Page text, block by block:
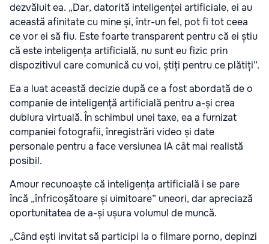
dezvăluit ea. „Dar, datorită inteligenței artificiale, ei au
această afinitate cu mine și, într-un fel, pot fi tot ceea
ce vor ei să fiu. Este foarte transparent pentru că ei știu
că este inteligența artificială, nu sunt eu fizic prin
dispozitivul care comunică cu voi, știți pentru ce plătiți”.
Ea a luat această decizie după ce a fost abordată de o
companie de inteligență artificială pentru a-și crea
dublura virtuală. În schimbul unei taxe, ea a furnizat
companiei fotografii, înregistrări video și date
personale pentru a face versiunea IA cât mai realistă
posibil.
Amour recunoaște că inteligența artificială i se pare
încă „înfricoșătoare și uimitoare” uneori, dar apreciază
oportunitatea de a-și ușura volumul de muncă.
„Când ești invitat să participi la o filmare porno, depinzi